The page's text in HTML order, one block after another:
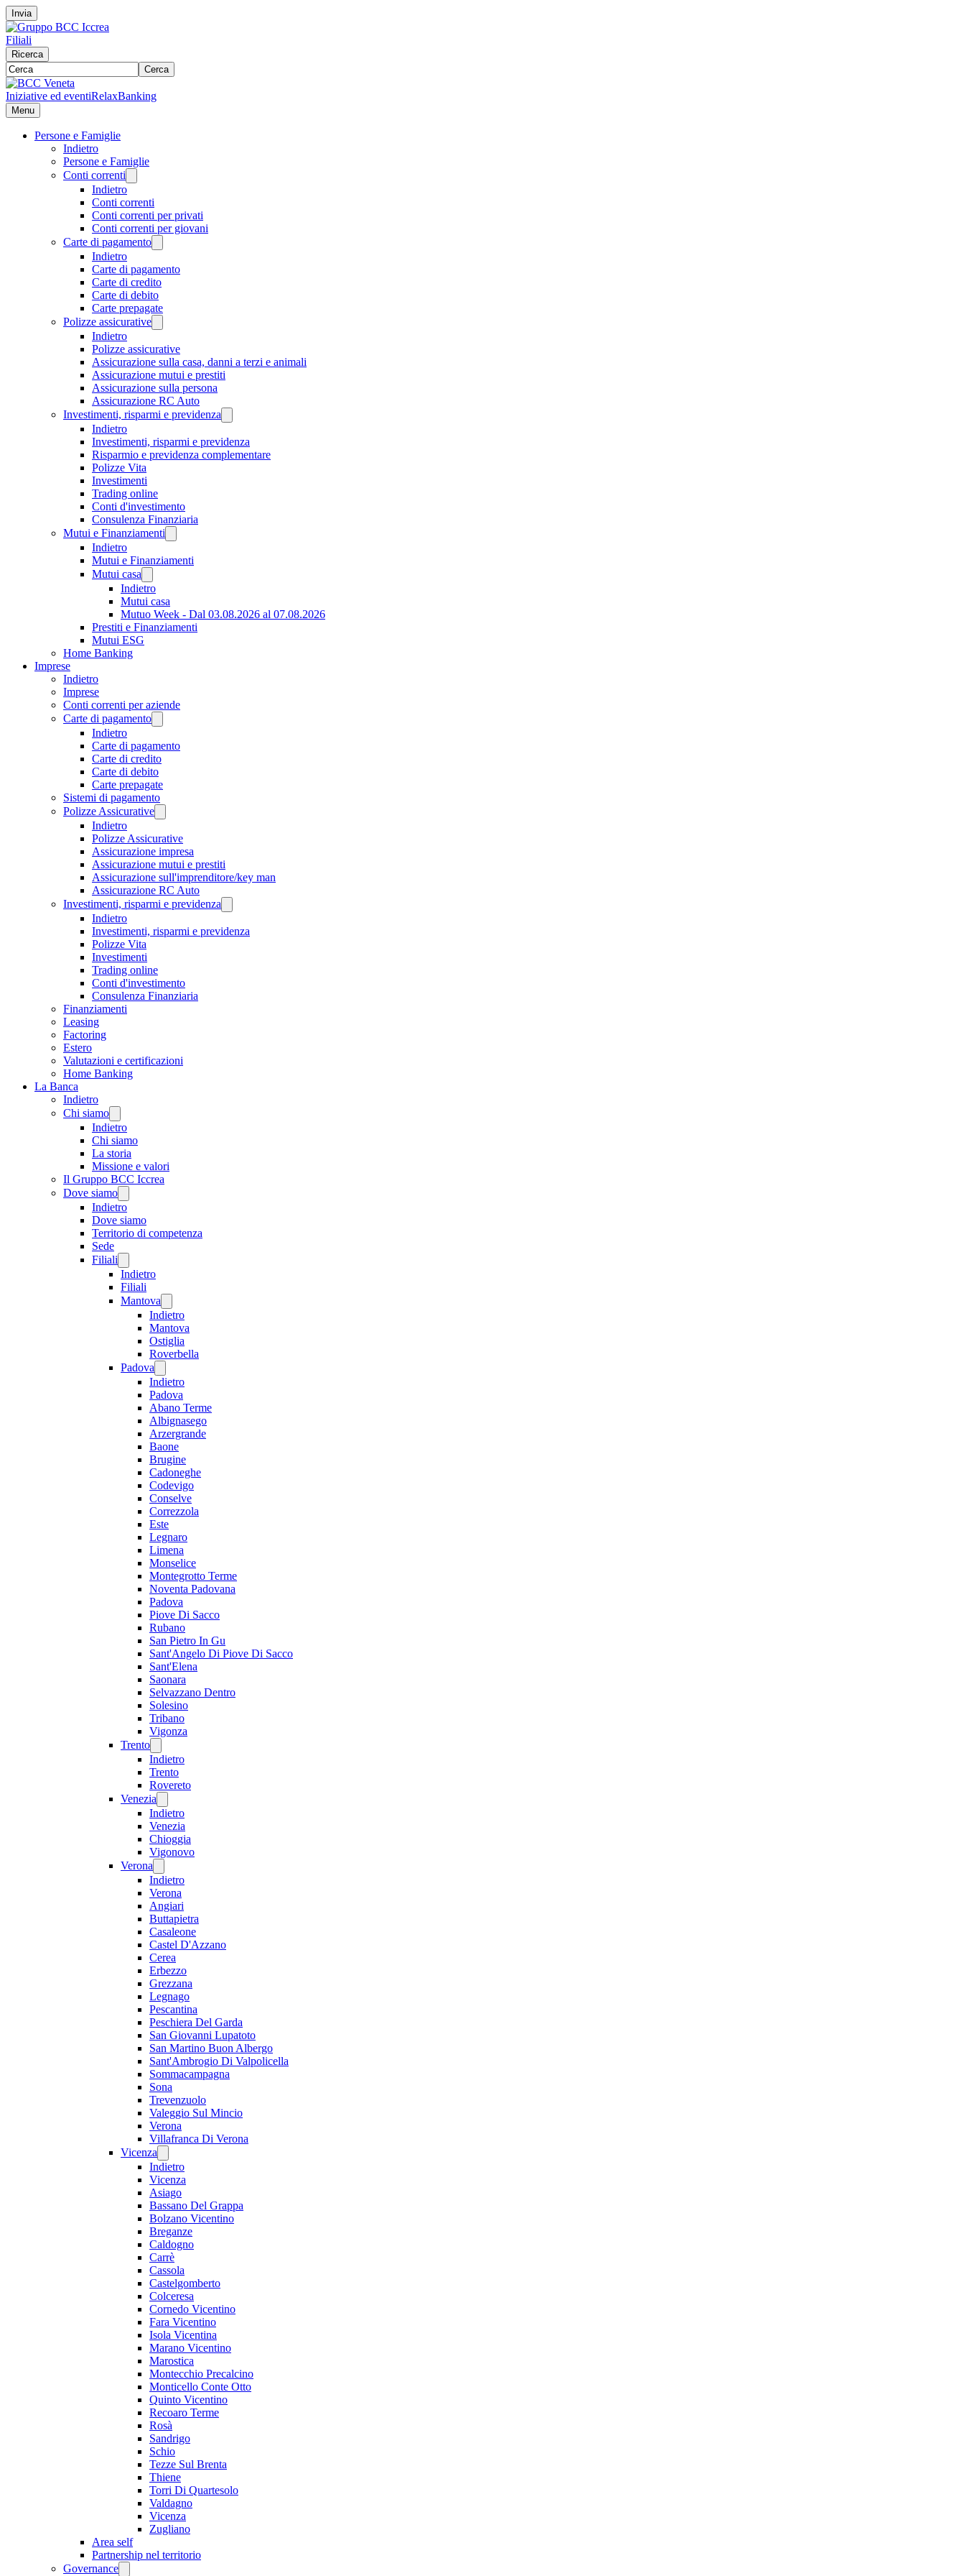
Invia
Filiali
Ricerca
Cerca
Iniziative ed eventiRelaxBanking
Menu
Persone e Famiglie
Indietro
Persone e Famiglie
Conti correnti
Indietro
Conti correnti
Conti correnti per privati
Conti correnti per giovani
Carte di pagamento
Indietro
Carte di pagamento
Carte di credito
Carte di debito
Carte prepagate
Polizze assicurative
Indietro
Polizze assicurative
Assicurazione sulla casa, danni a terzi e animali
Assicurazione mutui e prestiti
Assicurazione sulla persona
Assicurazione RC Auto
Investimenti, risparmi e previdenza
Indietro
Investimenti, risparmi e previdenza
Risparmio e previdenza complementare
Polizze Vita
Investimenti
Trading online
Conti d'investimento
Consulenza Finanziaria
Mutui e Finanziamenti
Indietro
Mutui e Finanziamenti
Mutui casa
Indietro
Mutui casa
Mutuo Week - Dal 03.08.2026 al 07.08.2026
Prestiti e Finanziamenti
Mutui ESG
Home Banking
Imprese
Indietro
Imprese
Conti correnti per aziende
Carte di pagamento
Indietro
Carte di pagamento
Carte di credito
Carte di debito
Carte prepagate
Sistemi di pagamento
Polizze Assicurative
Indietro
Polizze Assicurative
Assicurazione impresa
Assicurazione mutui e prestiti
Assicurazione sull'imprenditore/key man
Assicurazione RC Auto
Investimenti, risparmi e previdenza
Indietro
Investimenti, risparmi e previdenza
Polizze Vita
Investimenti
Trading online
Conti d'investimento
Consulenza Finanziaria
Finanziamenti
Leasing
Factoring
Estero
Valutazioni e certificazioni
Home Banking
La Banca
Indietro
Chi siamo
Indietro
Chi siamo
La storia
Missione e valori
Il Gruppo BCC Iccrea
Dove siamo
Indietro
Dove siamo
Territorio di competenza
Sede
Filiali
Indietro
Filiali
Mantova
Indietro
Mantova
Ostiglia
Roverbella
Padova
Indietro
Padova
Abano Terme
Albignasego
Arzergrande
Baone
Brugine
Cadoneghe
Codevigo
Conselve
Correzzola
Este
Legnaro
Limena
Monselice
Montegrotto Terme
Noventa Padovana
Padova
Piove Di Sacco
Rubano
San Pietro In Gu
Sant'Angelo Di Piove Di Sacco
Sant'Elena
Saonara
Selvazzano Dentro
Solesino
Tribano
Vigonza
Trento
Indietro
Trento
Rovereto
Venezia
Indietro
Venezia
Chioggia
Vigonovo
Verona
Indietro
Verona
Angiari
Buttapietra
Casaleone
Castel D'Azzano
Cerea
Erbezzo
Grezzana
Legnago
Pescantina
Peschiera Del Garda
San Giovanni Lupatoto
San Martino Buon Albergo
Sant'Ambrogio Di Valpolicella
Sommacampagna
Sona
Trevenzuolo
Valeggio Sul Mincio
Verona
Villafranca Di Verona
Vicenza
Indietro
Vicenza
Asiago
Bassano Del Grappa
Bolzano Vicentino
Breganze
Caldogno
Carrè
Cassola
Castelgomberto
Colceresa
Cornedo Vicentino
Fara Vicentino
Isola Vicentina
Marano Vicentino
Marostica
Montecchio Precalcino
Monticello Conte Otto
Quinto Vicentino
Recoaro Terme
Rosà
Sandrigo
Schio
Tezze Sul Brenta
Thiene
Torri Di Quartesolo
Valdagno
Vicenza
Zugliano
Area self
Partnership nel territorio
Governance